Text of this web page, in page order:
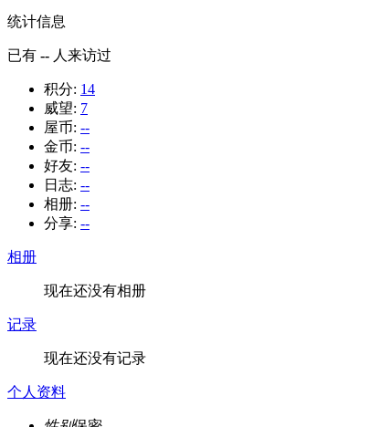
统计信息
已有 -- 人来访过
积分: 14
威望: 7
屋币: --
金币: --
好友: --
日志: --
相册: --
分享: --
相册
现在还没有相册
记录
现在还没有记录
个人资料